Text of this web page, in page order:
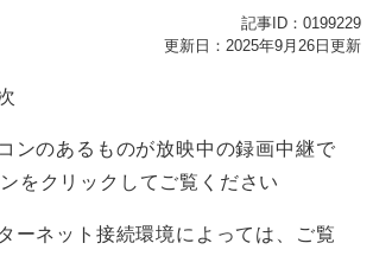
記事ID：0199229
更新日：2025年9月26日更新
ンのあるものが放映中の録画中継で
をクリックしてご覧ください
ーネット接続環境によっては、ご覧